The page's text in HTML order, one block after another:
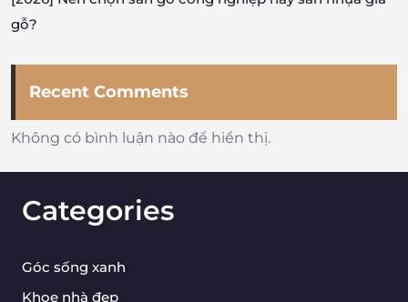
gỗ?
Recent Comments
Không có bình luận nào để hiển thị.
Categories
Góc sống xanh
Khoe nhà đẹp